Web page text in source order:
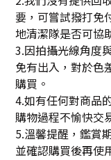
要，可嘗試撥打免
地清潔隊是否可協
3.因拍攝光線角度
免有出入，對於色
購買。
4.如有任何對商品
購物過程不愉快交
5.溫馨提醒，鑑賞
並確認購買後再使